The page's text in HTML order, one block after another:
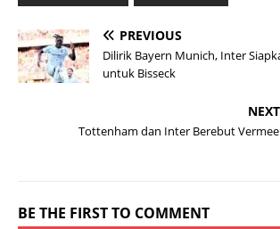
PREVIOUS
Dilirik Bayern Munich, Inter
untuk Bisseck
NEXT
Tottenham dan Inter Berebut
BE THE FIRST TO COMMENT